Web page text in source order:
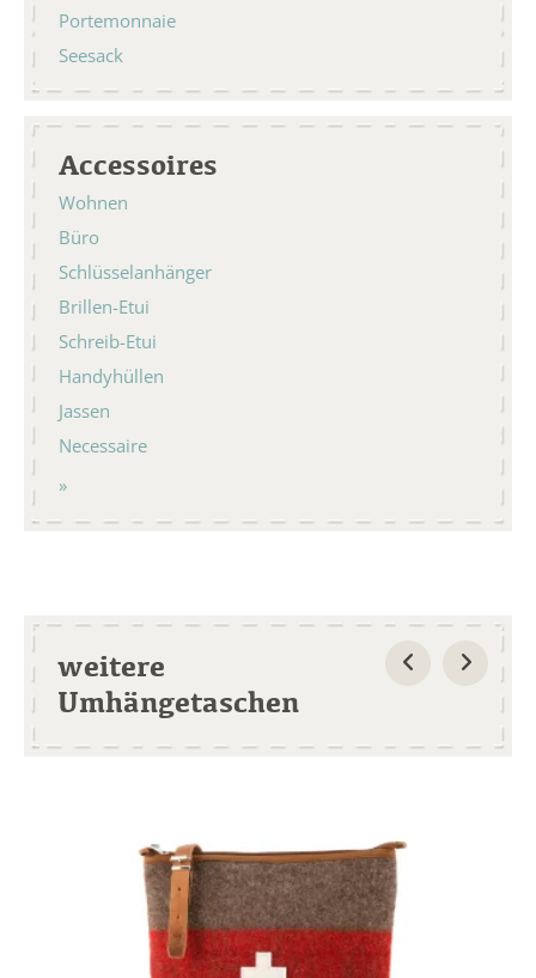
Portemonnaie
Seesack
Accessoires
Wohnen
Büro
Schlüsselanhänger
Brillen-Etui
Schreib-Etui
Handyhüllen
Jassen
Necessaire
weitere
Umhängetaschen